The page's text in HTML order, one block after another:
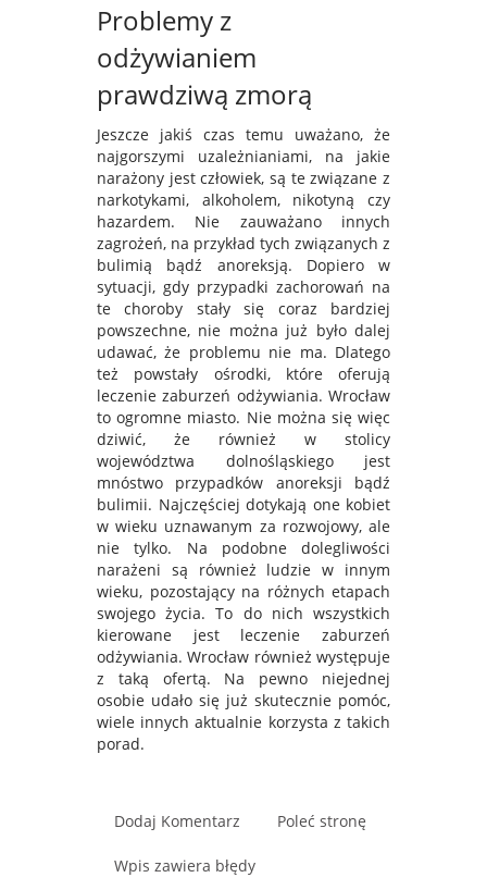
Problemy z
odżywianiem
prawdziwą zmorą
Jeszcze jakiś czas temu uważano, że
najgorszymi uzależnianiami, na jakie
narażony jest człowiek, są te związane z
narkotykami, alkoholem, nikotyną czy
hazardem. Nie zauważano innych
zagrożeń, na przykład tych związanych z
bulimią bądź anoreksją. Dopiero w
sytuacji, gdy przypadki zachorowań na
te choroby stały się coraz bardziej
powszechne, nie można już było dalej
udawać, że problemu nie ma. Dlatego
też powstały ośrodki, które oferują
leczenie zaburzeń odżywiania. Wrocław
to ogromne miasto. Nie można się więc
dziwić, że również w stolicy
województwa dolnośląskiego jest
mnóstwo przypadków anoreksji bądź
bulimii. Najczęściej dotykają one kobiet
w wieku uznawanym za rozwojowy, ale
nie tylko. Na podobne dolegliwości
narażeni są również ludzie w innym
wieku, pozostający na różnych etapach
swojego życia. To do nich wszystkich
kierowane jest leczenie zaburzeń
odżywiania. Wrocław również występuje
z taką ofertą. Na pewno niejednej
osobie udało się już skutecznie pomóc,
wiele innych aktualnie korzysta z takich
porad.
Dodaj Komentarz Poleć stronę
Wpis zawiera błędy